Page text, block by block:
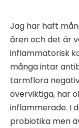
Jag har haft
åren och det är
inflammatorisk
många intar
tarmflora
överviktiga, har
inflammerade. I
probiotika men